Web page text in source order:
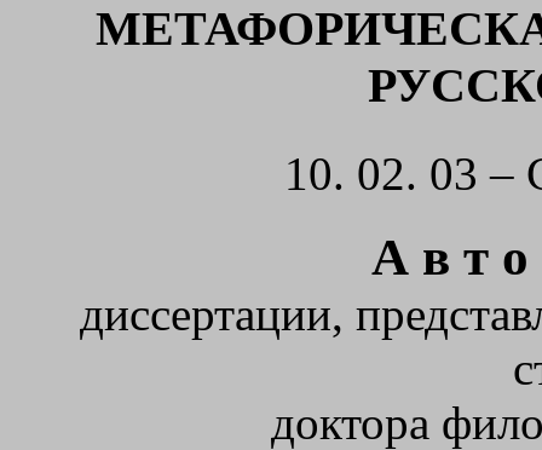
10. 02. 03 –
А в т о
диссертации,
доктора